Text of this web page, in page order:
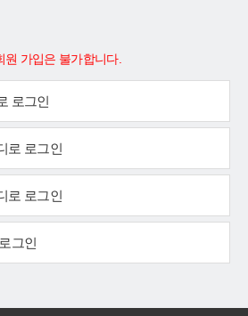
가입은 불가합니다.
로그인
로 로그인
로 로그인
그인